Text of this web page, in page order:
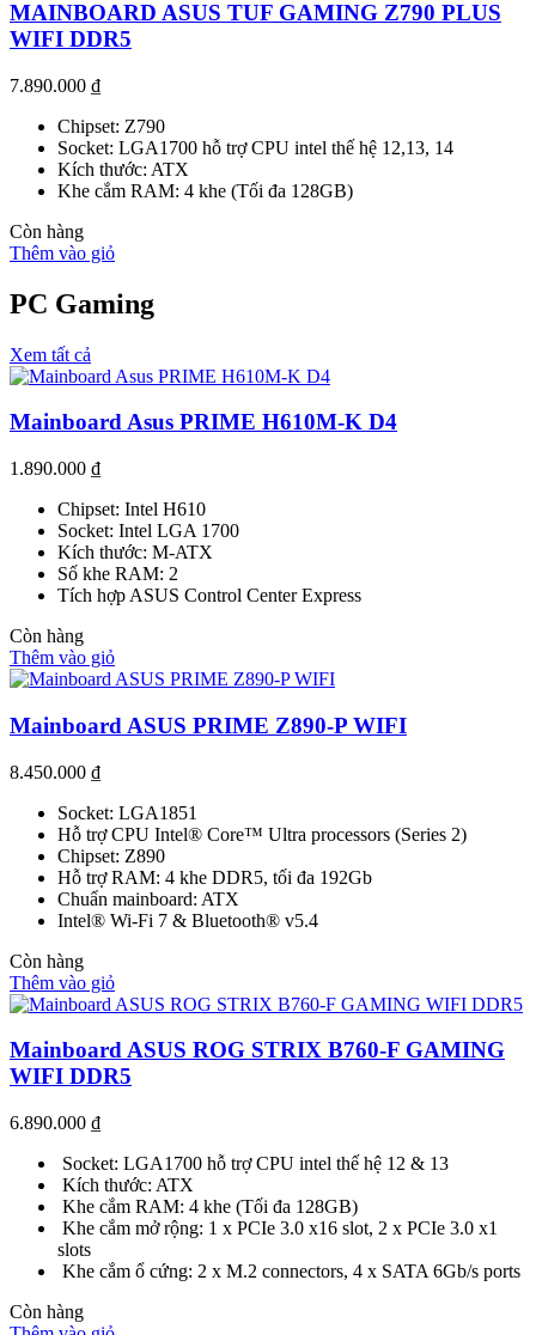
MAINBOARD ASUS TUF GAMING Z790 PLUS
WIFI DDR5
7.890.000 ₫
Chipset: Z790
Socket: LGA1700 hỗ trợ CPU intel thế hệ 12,13, 14
Kích thước: ATX
Khe cắm RAM: 4 khe (Tối đa 128GB)
Còn hàng
Thêm vào giỏ
PC Gaming
Xem tất cả
Mainboard Asus PRIME H610M-K D4
1.890.000 ₫
Chipset: Intel H610
Socket: Intel LGA 1700
Kích thước: M-ATX
Số khe RAM: 2
Tích hợp ASUS Control Center Express
Còn hàng
Thêm vào giỏ
Mainboard ASUS PRIME Z890-P WIFI
8.450.000 ₫
Socket: LGA1851
Hỗ trợ CPU Intel® Core™ Ultra processors (Series 2)
Chipset: Z890
Hỗ trợ RAM: 4 khe DDR5, tối đa 192Gb
Chuẩn mainboard: ATX
Intel® Wi-Fi 7 & Bluetooth® v5.4
Còn hàng
Thêm vào giỏ
Mainboard ASUS ROG STRIX B760-F GAMING
WIFI DDR5
6.890.000 ₫
Socket: LGA1700 hỗ trợ CPU intel thế hệ 12 & 13
Kích thước: ATX
Khe cắm RAM: 4 khe (Tối đa 128GB)
Khe cắm mở rộng: 1 x PCIe 3.0 x16 slot, 2 x PCIe 3.0 x1
slots
Khe cắm ổ cứng: 2 x M.2 connectors, 4 x SATA 6Gb/s ports
Còn hàng